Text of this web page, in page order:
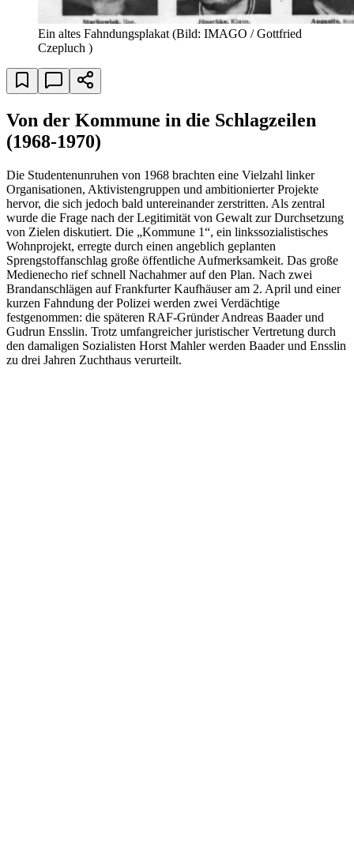
Ein altes Fahndungsplakat (Bild: IMAGO / Gottfried
Czepluch )
Von der Kommune in die Schlagzeilen
(1968-1970)
Die Studentenunruhen von 1968 brachten eine Vielzahl linker
Organisationen, Aktivistengruppen und ambitionierter Projekte
hervor, die sich jedoch bald untereinander zerstritten. Als zentral
wurde die Frage nach der Legitimität von Gewalt zur Durchsetzung
von Zielen diskutiert. Die „Kommune 1“, ein linkssozialistisches
Wohnprojekt, erregte durch einen angeblich geplanten
Sprengstoffanschlag große öffentliche Aufmerksamkeit. Das große
Medienecho rief schnell Nachahmer auf den Plan. Nach zwei
Brandanschlägen auf Frankfurter Kaufhäuser am 2. April und einer
kurzen Fahndung der Polizei werden zwei Verdächtige
festgenommen: die späteren RAF-Gründer Andreas Baader und
Gudrun Ensslin. Trotz umfangreicher juristischer Vertretung durch
den damaligen Sozialisten Horst Mahler werden Baader und Ensslin
zu drei Jahren Zuchthaus verurteilt.